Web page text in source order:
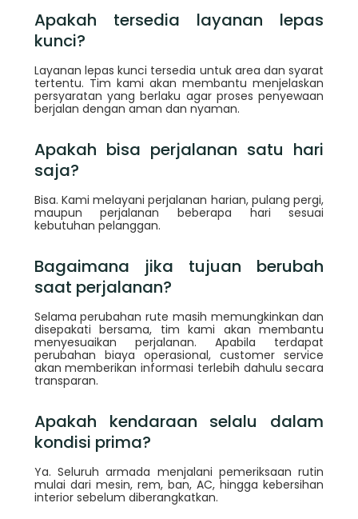
Apakah tersedia layanan lepas
kunci?
Layanan lepas kunci tersedia untuk area dan syarat
tertentu. Tim kami akan membantu menjelaskan
persyaratan yang berlaku agar proses penyewaan
berjalan dengan aman dan nyaman.
Apakah bisa perjalanan satu hari
saja?
Bisa. Kami melayani perjalanan harian, pulang pergi,
maupun perjalanan beberapa hari sesuai
kebutuhan pelanggan.
Bagaimana jika tujuan berubah
saat perjalanan?
Selama perubahan rute masih memungkinkan dan
disepakati bersama, tim kami akan membantu
menyesuaikan perjalanan. Apabila terdapat
perubahan biaya operasional, customer service
akan memberikan informasi terlebih dahulu secara
transparan.
Apakah kendaraan selalu dalam
kondisi prima?
Ya. Seluruh armada menjalani pemeriksaan rutin
mulai dari mesin, rem, ban, AC, hingga kebersihan
interior sebelum diberangkatkan.